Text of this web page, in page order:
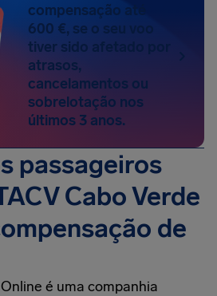
compensação até
600 €, se o seu voo
tiver sido afetado por
atrasos,
cancelamentos ou
sobrelotação nos
últimos 3 anos.
passageiros
Cabo Verde
de
é uma companhia